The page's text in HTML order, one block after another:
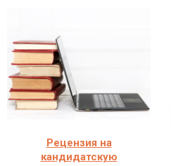
Рецензия на
кандидатскую